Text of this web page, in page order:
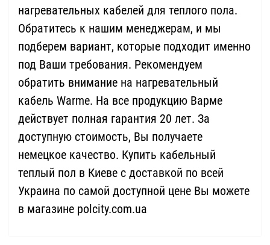
нагревательных кабелей для теплого пола.
Обратитесь к нашим менеджерам, и мы
подберем вариант, которые подходит именно
под Ваши требования. Рекомендуем
обратить внимание на нагревательный
кабель Warme. На все продукцию Варме
действует полная гарантия 20 лет. За
доступную стоимость, Вы получаете
немецкое качество. Купить кабельный
теплый пол в Киеве с доставкой по всей
Украина по самой доступной цене Вы можете
в магазине polcity.com.ua